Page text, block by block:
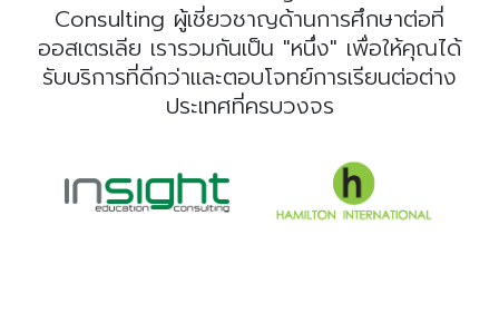
Consulting ผู้เชี่ยวชาญด้านการศึกษาต่อที่
ออสเตรเลีย เรารวมกันเป็น "หนึ่ง" เพื่อให้คุณได้
รับบริการที่ดีกว่าและตอบโจทย์การเรียนต่อต่าง
ประเทศที่ครบวงจร